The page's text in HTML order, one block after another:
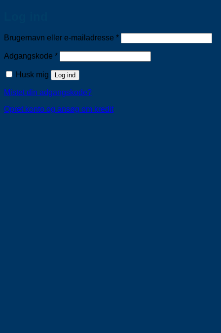
Brugernavn eller e-mailadresse *Påkrævet
Adgangskode *Påkrævet
Husk mig Log ind
Mistet din adgangskode?
Opret konto og ansøg om kredit